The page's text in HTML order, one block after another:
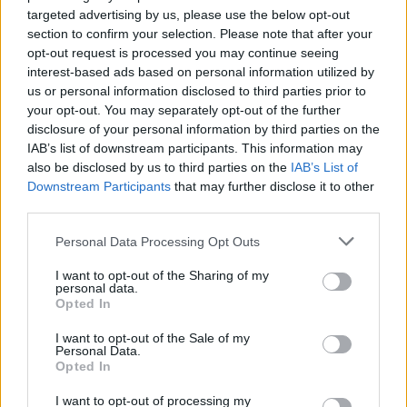
targeted advertising by us, please use the below opt-out
section to confirm your selection. Please note that after your
opt-out request is processed you may continue seeing
interest-based ads based on personal information utilized by
us or personal information disclosed to third parties prior to
your opt-out. You may separately opt-out of the further
disclosure of your personal information by third parties on the
IAB’s list of downstream participants. This information may
also be disclosed by us to third parties on the IAB’s List of
Downstream Participants that may further disclose it to other
Personal Data Processing Opt Outs
I want to opt-out of the Sharing of my
personal data.
Opted In
I want to opt-out of the Sale of my
Personal Data.
Opted In
I want to opt-out of processing my
НАЈЧИТАНИ ВО ПОСЛЕДНИ 7 ДЕНА
МАКЕДОНИЈА ИМА СВЕТСКА
ПИСТА: Огромниот Боинг 777
на индиската претседателка
на Меѓународниот Аеродром
Скопје
УАПСЕН МАКЕДОНЕЦОТ АНДРЕЈ
ТАНАСКОВСКИ, ЧЛЕН НА
КАВАЧКИ КЛАН (ФОТО)
СКОКНА МИНИМАЛНИОТ
пари ќе ви легнат на сметка
годинава
Црна Гора ја уапси жената која
ШАРПЛАНИНЕЦ?!
СЛАВНАТА КАРИЕРА НА